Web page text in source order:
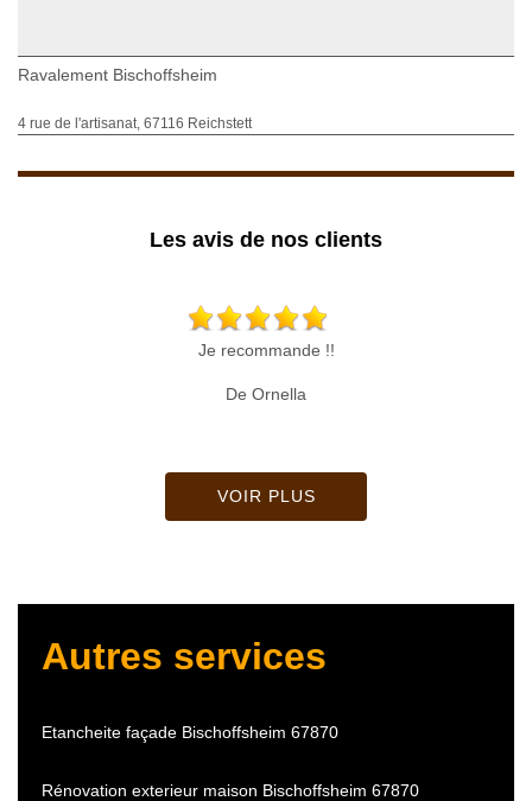
Ravalement Bischoffsheim
4 rue de l'artisanat, 67116 Reichstett
Les avis de nos clients
Je recommande !!
De Ornella
VOIR PLUS
Autres services
Etancheite façade Bischoffsheim 67870
Rénovation exterieur maison Bischoffsheim 67870